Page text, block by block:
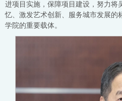
进项目实施，保障项目建设，努力将
忆、激发艺术创新、服务城市发展的
学院的重要载体。